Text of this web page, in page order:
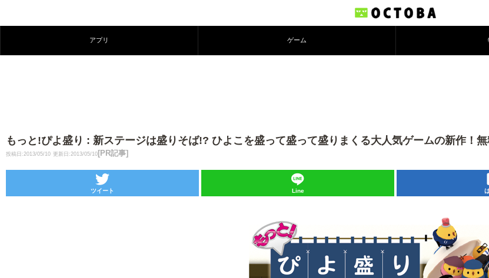
アプリ ゲーム
もっと!ぴよ盛り : 新ステージは盛りそば!? ひよこを盛って盛って盛りまくる大人気ゲームの新作！
投稿日:2013/05/10 更新日:2013/05/10 [PR記事]
ツイート Line